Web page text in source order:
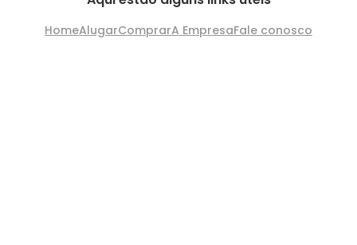
HomeAlugarComprarA EmpresaFale conosco